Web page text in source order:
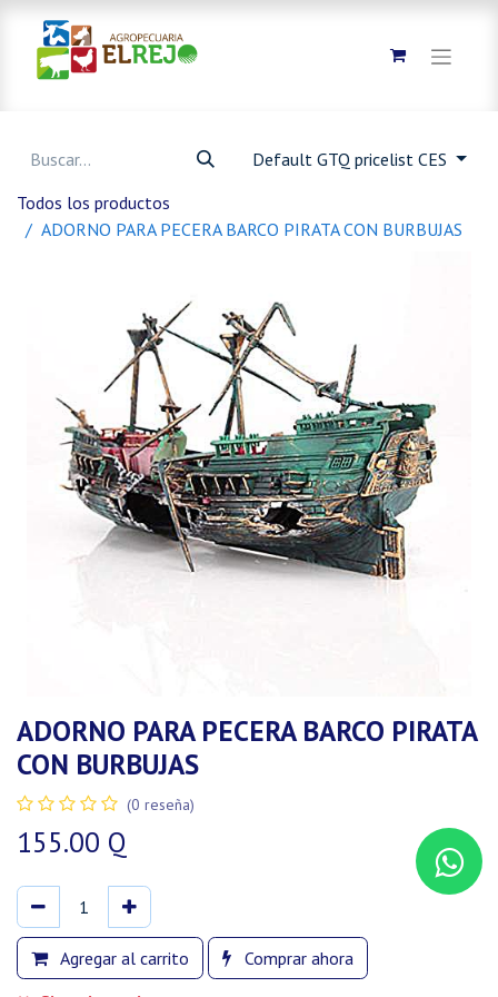
Default GTQ pricelist CES
Todos los productos
ADORNO PARA PECERA BARCO PIRATA CON BURBUJAS
ADORNO PARA PECERA BARCO PIRATA
CON BURBUJAS
(0 reseña)
155.00 Q
Agregar al carrito
Comprar ahora